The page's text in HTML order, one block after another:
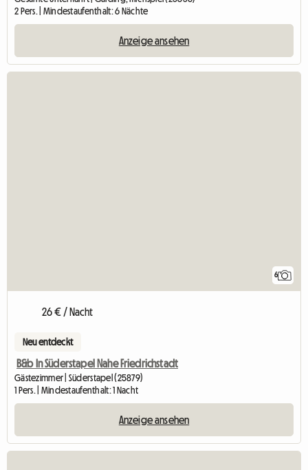
2 Pers. | Mindestaufenthalt: 6 Nächte
Anzeige ansehen
6
26 € / Nacht
Neu entdeckt
B&b In Süderstapel Nahe Friedrichstadt
Gästezimmer | Süderstapel (25879)
1 Pers. | Mindestaufenthalt: 1 Nacht
Anzeige ansehen